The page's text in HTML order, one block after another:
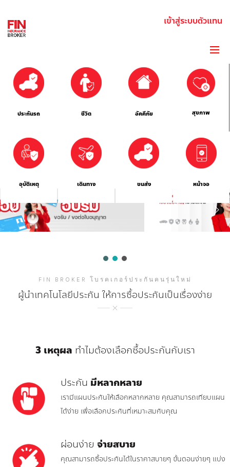
เข้าสู่ระบบตัวแทน
ประกันรถ ชีวิต อัคคีภัย สุขภาพ
อุบัติเหตุ เดินทาง ขนส่ง หน้าจอ
FIN BROKER โบรคเกอร์ประกันคนรุ่นใหม่
ผู้นำเทคโนโลยีประกัน ให้การซื้อประกันเป็นเรื่องง่าย
3 เหตุผล ทำไมต้องเลือกซื้อประกันกับเรา
ประกัน มีหลากหลาย
เรามีแผนประกันให้เลือกหลากหลาย คุณสามารถเทียบแผน
ได้ง่าย เพื่อเลือกประกันที่เหมาะสมกับคุณ
ผ่อนง่าย จ่ายสบาย
คุณสามารถซื้อประกันได้ในราคาสบายๆ ขั้นตอนง่ายๆ แบ่ง